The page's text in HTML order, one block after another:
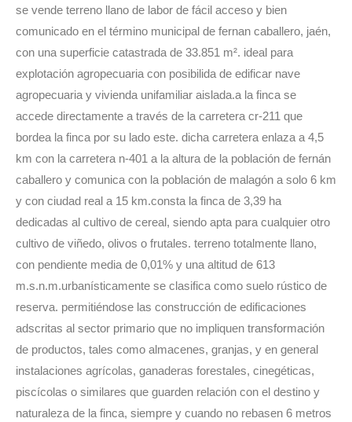
se vende terreno llano de labor de fácil acceso y bien
comunicado en el término municipal de fernan caballero, jaén,
con una superficie catastrada de 33.851 m². ideal para
explotación agropecuaria con posibilida de edificar nave
agropecuaria y vivienda unifamiliar aislada.a la finca se
accede directamente a través de la carretera cr-211 que
bordea la finca por su lado este. dicha carretera enlaza a 4,5
km con la carretera n-401 a la altura de la población de fernán
caballero y comunica con la población de malagón a solo 6 km
y con ciudad real a 15 km.consta la finca de 3,39 ha
dedicadas al cultivo de cereal, siendo apta para cualquier otro
cultivo de viñedo, olivos o frutales. terreno totalmente llano,
con pendiente media de 0,01% y una altitud de 613
m.s.n.m.urbanísticamente se clasifica como suelo rústico de
reserva. permitiéndose las construcción de edificaciones
adscritas al sector primario que no impliquen transformación
de productos, tales como almacenes, granjas, y en general
instalaciones agrícolas, ganaderas forestales, cinegéticas,
piscícolas o similares que guarden relación con el destino y
naturaleza de la finca, siempre y cuando no rebasen 6 metros